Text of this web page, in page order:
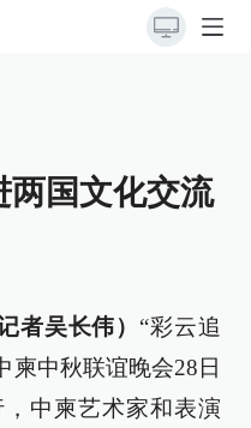
两国文化交流
者吴长伟） “彩云追
中秋联谊晚会28日
中柬艺术家和表演